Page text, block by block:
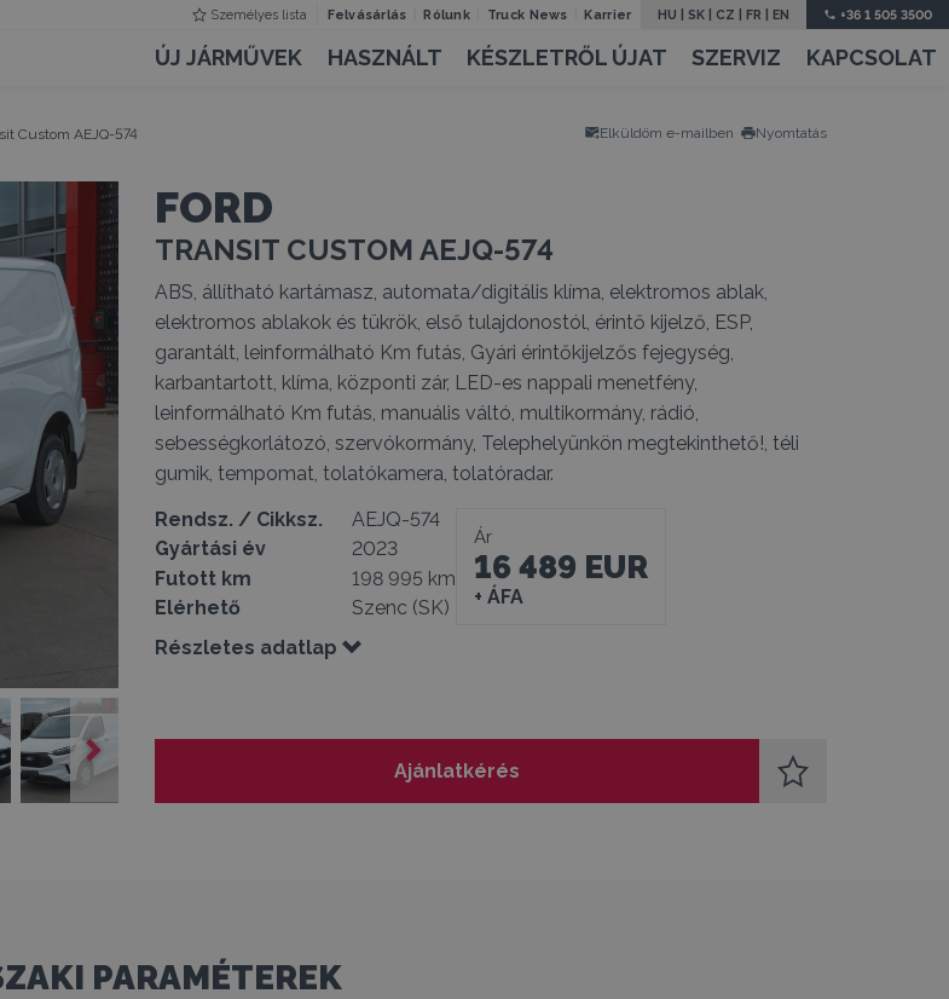
Személyes lista Felvásárlás Rólunk Truck News Karrier HU |SK CZ |FR |EN +36 1 505 3500
ÚJ JÁRMŰVEK HASZNÁLT KÉSZLETRŐL ÚJAT SZERVIZ KAPCSOLAT
Custom AEJQ-574 Elküldöm e-mailben Nyomtatás
FORD
TRANSIT CUSTOM AEJQ-574
ABS, állítható kartámasz, automata/digitális klíma, elektromos ablak,
elektromos ablakok és tükrök, első tulajdonostól, érintő kijelző, ESP,
garantált, leinformálható Km futás, Gyári érintőkijelzős fejegység,
karbantartott, klíma, központi zár, LED-es nappali menetfény,
leinformálható Km futás, manuális váltó, multikormány, rádió,
sebességkorlátozó, szervókormány, Telephelyünkön megtekinthető!, téli
gumik, tempomat, tolatókamera, tolatóradar.
Rendsz. / Cikksz.
AEJQ-574
Gyártási év
2023
Futott km
198 995 km
Elérhető
Szenc (SK)
Részletes adatlap
Ár
16 489 EUR
+ ÁFA
Ajánlatkérés
PARAMÉTEREK